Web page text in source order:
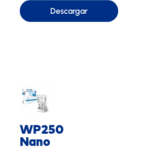
Descargar
WP250
Nano